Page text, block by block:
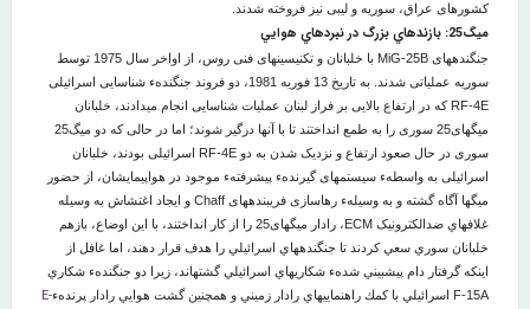
کشورهای عراق، سوریه و لیبی نیز فروخته شدند.
ميگ25: بازنده‏اي بزرگ در نبردهاي هوايي
جنگنده‏های MiG-25B با خلبانان و تکنیسین‏های فنی روس، از اواخر سال 1975 توسط
سوریه عملیاتی شدند. به تاریخ 13 فوریه 1981، دو فروند جنگندهء شناسایی اسرائیلی
RF-4E که در ارتفاع بالایی بر فراز لبنان عملیات شناسایی انجام می‏دادند، خلبانان
میگهای25 سوری را به طمع انداختند تا با آنها درگیر شوند؛ اما در حالی که دو میگ25
سوری در حال صعود ارتفاع و نزدیک شدن به دو RF-4E اسرائیلی بودند، خلبانان
اسرائیلی به واسطهء سیستم‏های گیرندهء پیشرفتهء موجود در هواپیمایشان، از حضور
میگها آگاه گشته و به وسیلهء رهاسازی فریبنده‏های Chaff و ایجاد اغتشاش به وسیله
غلافهاي ضدالکترونیک ECM، رادار میگهای25 را از کار انداختند، با اين اوضاع، بازهم
خلبانان سوري سعي كردند تا جنگنده‏هاي اسرائيلي را هدف قرار دهند، اما غافل از
اينكه گرفتار دام پيش‏بيني شدهء شكاري‏هاي اسرائيلي گشته‎اند، زيرا دو جنگندهء شكاري
F-15A اسرائيلي با كمك راهنمايي‏هاي رادار زميني و همچنين گشت هوايي رادار پرندهء
E-